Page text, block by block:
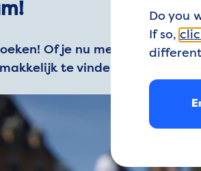
Of je nu met de auto,
te vinden en goed
Do you
If so,